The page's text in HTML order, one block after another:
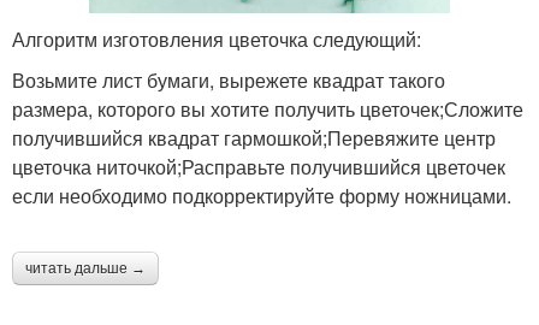
Алгоритм изготовления цветочка следующий:
Возьмите лист бумаги, вырежете квадрат такого
размера, которого вы хотите получить цветочек;Сложите
получившийся квадрат гармошкой;Перевяжите центр
цветочка ниточкой;Расправьте получившийся цветочек
если необходимо подкорректируйте форму ножницами.
читать дальше →